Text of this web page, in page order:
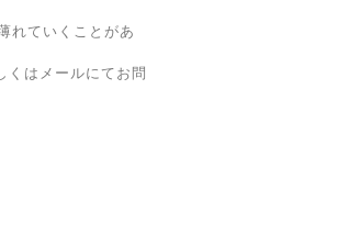
れていくことがあ
くはメールにてお問